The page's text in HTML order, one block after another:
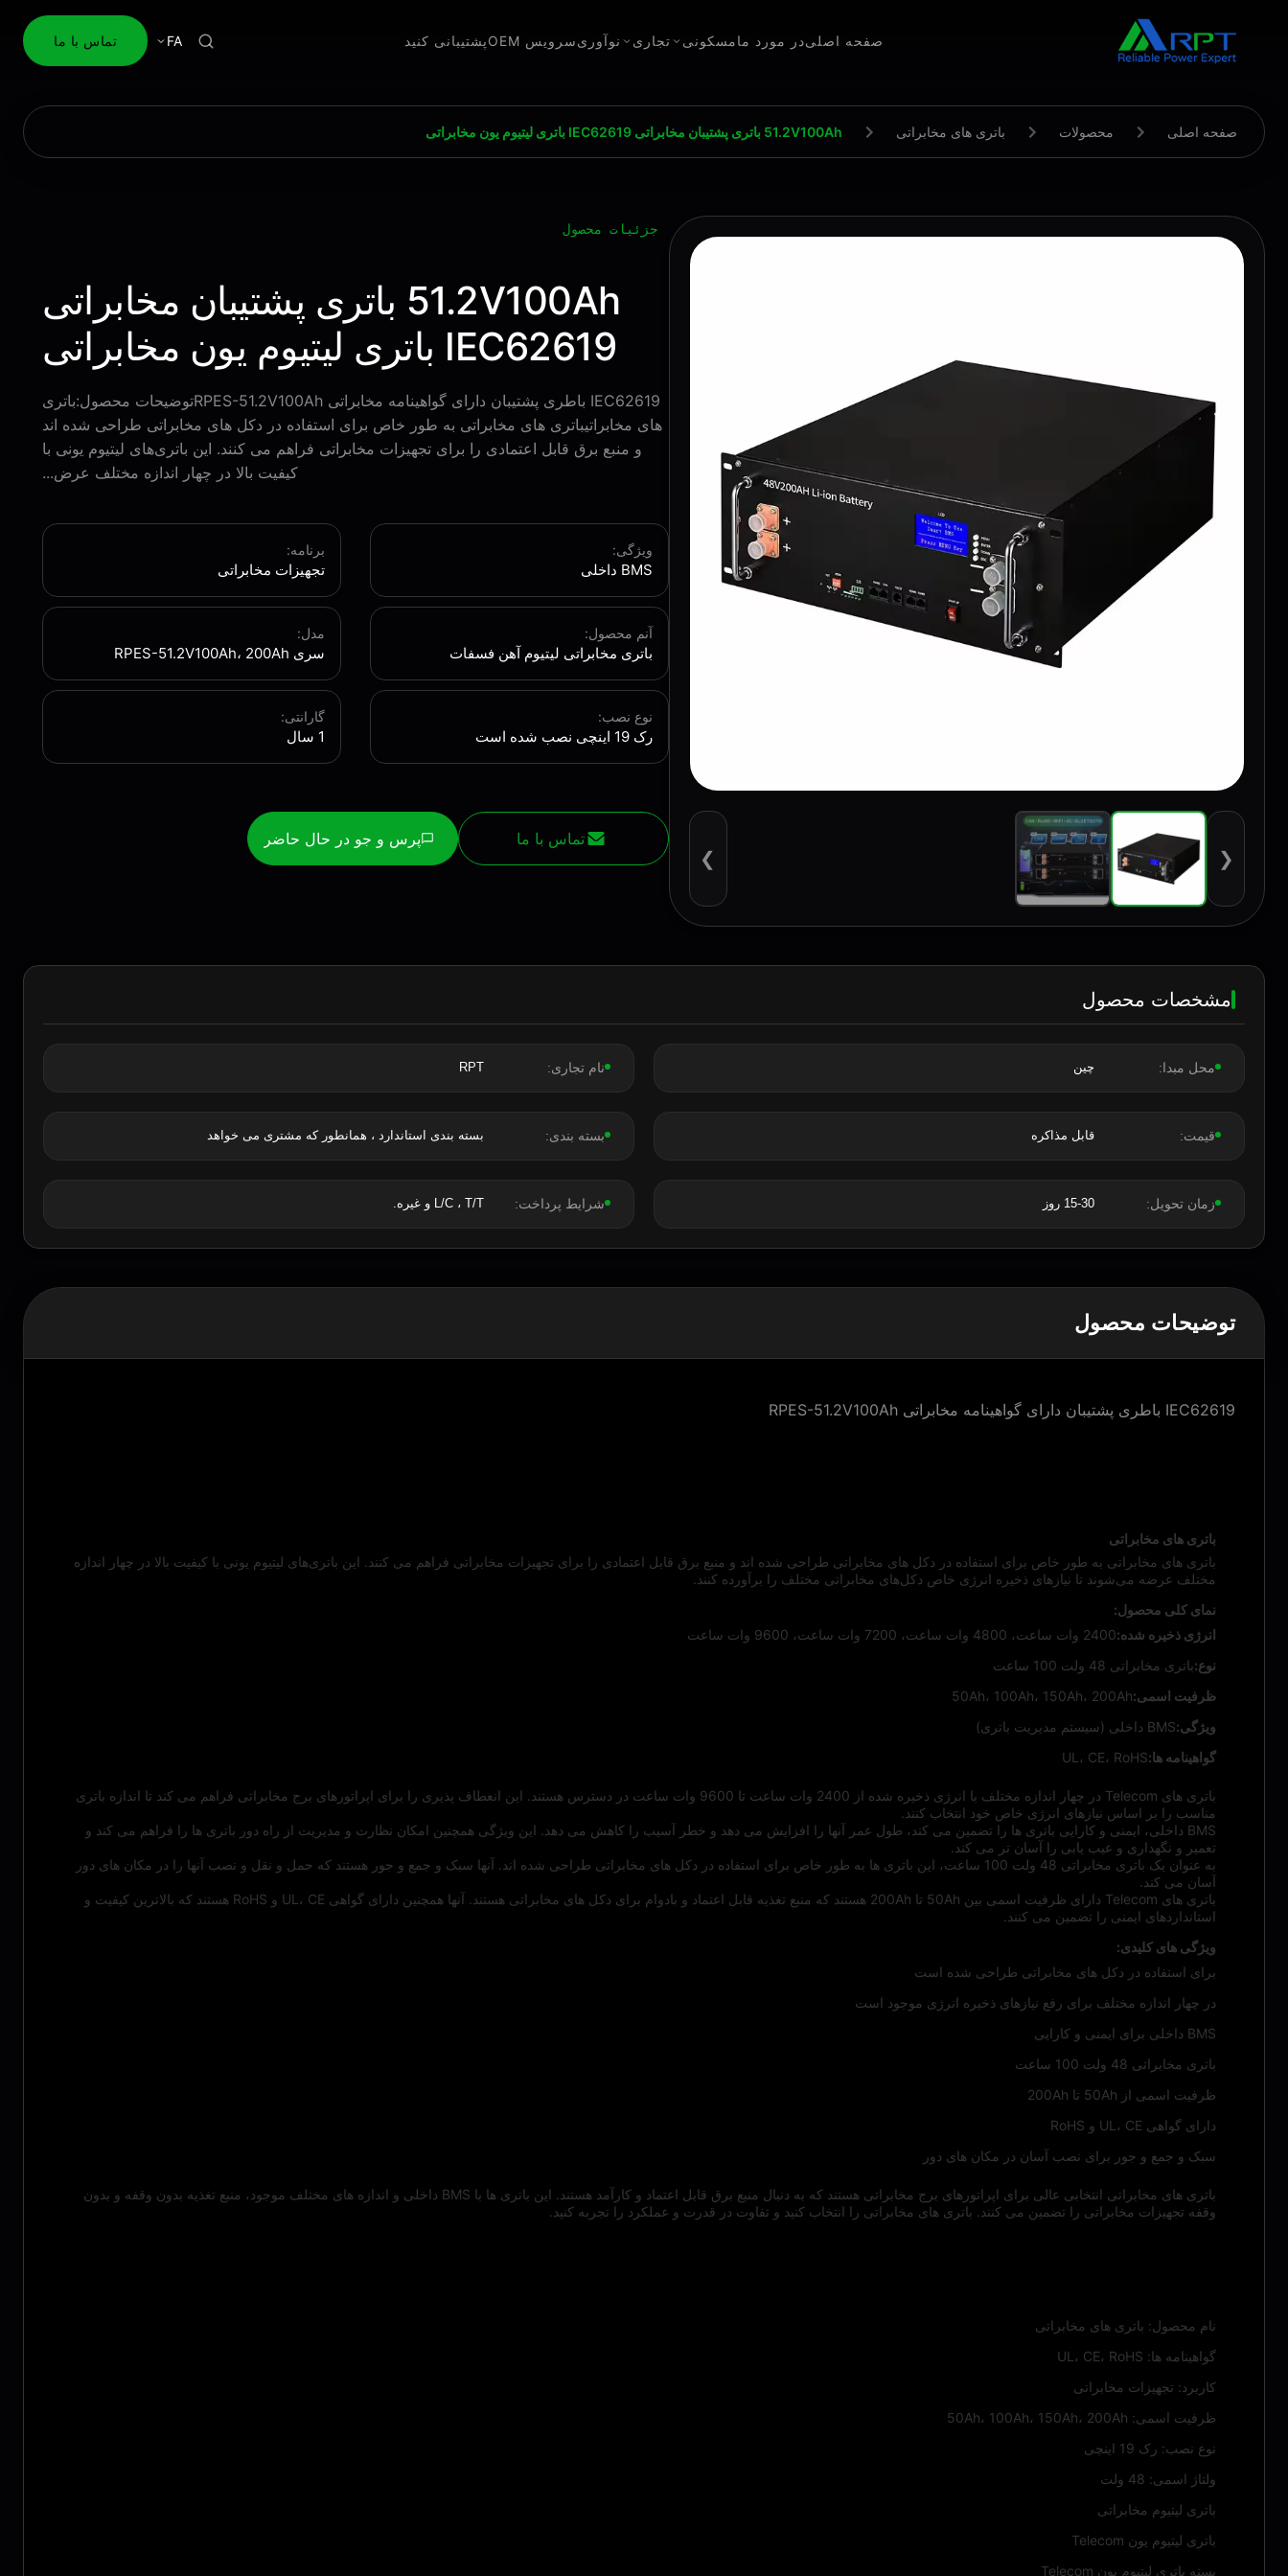
صفحه اصلیدر مورد مامسکونی تجاری نوآوریسرویس OEM پشتیبانی کنید FA تماس با ما
صفحه اصلی محصولات باتری های مخابراتی 51.2V100Ah باتری پشتیبان مخابراتی IEC62619 باتری لیتیوم یون مخابراتی
❮
❯
جزئیات محصول
51.2V100Ah باتری پشتیبان مخابراتی
IEC62619 باتری لیتیوم یون مخابراتی
IEC62619 باطری پشتیبان دارای گواهینامه مخابراتی RPES-51.2V100Ahتوضیحات محصول:باتری
های مخابراتیباتری های مخابراتی به طور خاص برای استفاده در دکل های مخابراتی طراحی شده اند
و منبع برق قابل اعتمادی را برای تجهیزات مخابراتی فراهم می کنند. این باتری‌های لیتیوم یونی با
کیفیت بالا در چهار اندازه مختلف عرض...
ویژگی:
BMS داخلی
برنامه:
تجهیزات مخابراتی
آنم محصول:
باتری مخابراتی لیتیوم آهن فسفات
مدل:
سری RPES-51.2V100Ah، 200Ah
نوع نصب:
رک 19 اینچی نصب شده است
گارانتی:
1 سال
تماس با ما پرس و جو در حال حاضر
مشخصات محصول
محل مبدا: چین نام تجاری: RPT
قیمت: قابل مذاکره بسته بندی: بسته بندی استاندارد ، همانطور که مشتری می خواهد
زمان تحویل: 15-30 روز شرایط پرداخت: L/C ، T/T و غیره.
توضیحات محصول
IEC62619 باطری پشتیبان دارای گواهینامه مخابراتی RPES-51.2V100Ah
باتری های مخابراتی
باتری های مخابراتی به طور خاص برای استفاده در دکل های مخابراتی طراحی شده اند و منبع برق قابل اعتمادی را برای تجهیزات مخابراتی فراهم می کنند. این باتری‌های لیتیوم یونی با کیفیت بالا در چهار اندازه
مختلف عرضه می‌شوند تا نیازهای ذخیره انرژی خاص دکل‌های مخابراتی مختلف را برآورده کنند.
نمای کلی محصول:
انرژی ذخیره شده:2400 وات ساعت، 4800 وات ساعت، 7200 وات ساعت، 9600 وات ساعت
نوع:باتری مخابراتی 48 ولت 100 ساعت
ظرفیت اسمی:50Ah، 100Ah، 150Ah، 200Ah
ویژگی:BMS داخلی (سیستم مدیریت باتری)
گواهینامه ها:UL، CE، RoHS
باتری های Telecom در چهار اندازه مختلف با انرژی ذخیره شده از 2400 وات ساعت تا 9600 وات ساعت در دسترس هستند. این انعطاف پذیری را برای اپراتورهای برج مخابراتی فراهم می کند تا اندازه باتری
مناسب را بر اساس نیازهای انرژی خاص خود انتخاب کنند.
BMS داخلی، ایمنی و کارایی باتری ها را تضمین می کند، طول عمر آنها را افزایش می دهد و خطر آسیب را کاهش می دهد. این ویژگی همچنین امکان نظارت و مدیریت از راه دور باتری ها را فراهم می کند و
تعمیر و نگهداری و عیب یابی را آسان تر می کند.
به عنوان یک باتری مخابراتی 48 ولت 100 ساعت، این باتری ها به طور خاص برای استفاده در دکل های مخابراتی طراحی شده اند. آنها سبک و جمع و جور هستند که حمل و نقل و نصب آنها را در مکان های دور
آسان می کند.
باتری های Telecom دارای ظرفیت اسمی بین 50Ah تا 200Ah هستند که منبع تغذیه قابل اعتماد و بادوام برای دکل های مخابراتی هستند. آنها همچنین دارای گواهی UL، CE و RoHS هستند که بالاترین کیفیت و
استانداردهای ایمنی را تضمین می کنند.
ویژگی های کلیدی:
برای استفاده در دکل های مخابراتی طراحی شده است
در چهار اندازه مختلف برای رفع نیازهای ذخیره انرژی موجود است
BMS داخلی برای ایمنی و کارایی
باتری مخابراتی 48 ولت 100 ساعت
ظرفیت اسمی از 50Ah تا 200Ah
دارای گواهی UL، CE و RoHS
سبک و جمع و جور برای نصب آسان در مکان های دور
باتری های مخابراتی انتخابی عالی برای اپراتورهای برج مخابراتی هستند که به دنبال منبع برق قابل اعتماد و کارآمد هستند. این باتری ها با BMS داخلی و اندازه های مختلف موجود، منبع تغذیه بدون وقفه و بدون
وقفه تجهیزات مخابراتی را تضمین می کنند. باتری های مخابراتی را انتخاب کنید و تفاوت در قدرت و عملکرد را تجربه کنید.
نام محصول: باتری های مخابراتی
گواهینامه ها: UL، CE، RoHS
کاربرد: تجهیزات مخابراتی
ظرفیت اسمی: 50Ah، 100Ah، 150Ah، 200Ah
نوع نصب: رک 19 اینچی
ولتاژ اسمی: 48 ولت
باتری لیتیوم مخابراتی
باتری لیتیوم یون Telecom
بسته باتری لیتیوم یون Telecom